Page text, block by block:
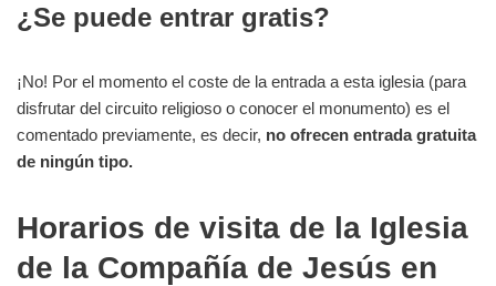
¿Se puede entrar gratis?
¡No! Por el momento el coste de la entrada a esta iglesia (para
disfrutar del circuito religioso o conocer el monumento) es el
comentado previamente, es decir, no ofrecen entrada gratuita
de ningún tipo.
Horarios de visita de la Iglesia
de la Compañía de Jesús en